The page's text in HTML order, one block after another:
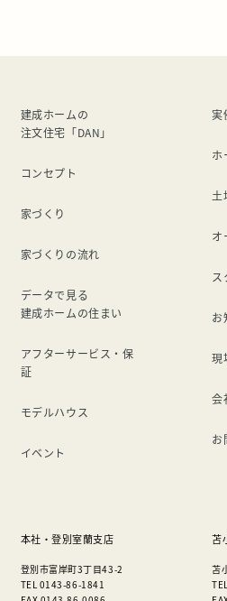
建成ホームの
注文住宅「DAN」
コンセプト
家づくり
家づくりの流れ
データで見る
建成ホームの住まい
アフターサービス・保
証
モデルハウス
イベント
実
ホ
土
オ
ス
お
現
会
お
本社・登別室蘭支店
登別市富岸町3丁目43-2
TEL 0143-86-1841
苫
苫